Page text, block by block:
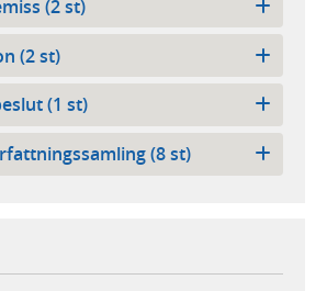
(2 st)
(2 st)
(1 st)
(8 st)